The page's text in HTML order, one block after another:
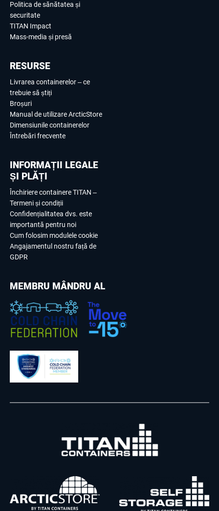
Politica de sănătatea și
securitate
TITAN Impact
Mass-media și presă
RESURSE
Livrarea containerelor – ce
trebuie să știți
Broșuri
Manual de utilizare ArcticStore
Dimensiunile containerelor
Întrebări frecvente
INFORMAȚII LEGALE
ȘI PLĂȚI
Închiriere containere TITAN –
Termeni și condiții
Confidențialitatea dvs. este
importantă pentru noi
Cum folosim modulele cookie
Angajamentul nostru față de
GDPR
MEMBRU MÂNDRU AL